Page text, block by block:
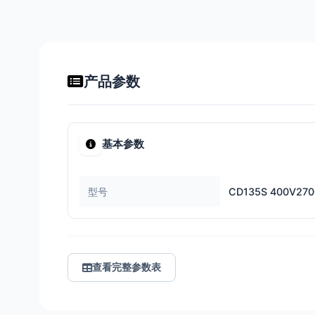
产品参数
基本参数
型号 CD135S
查看完整参数表